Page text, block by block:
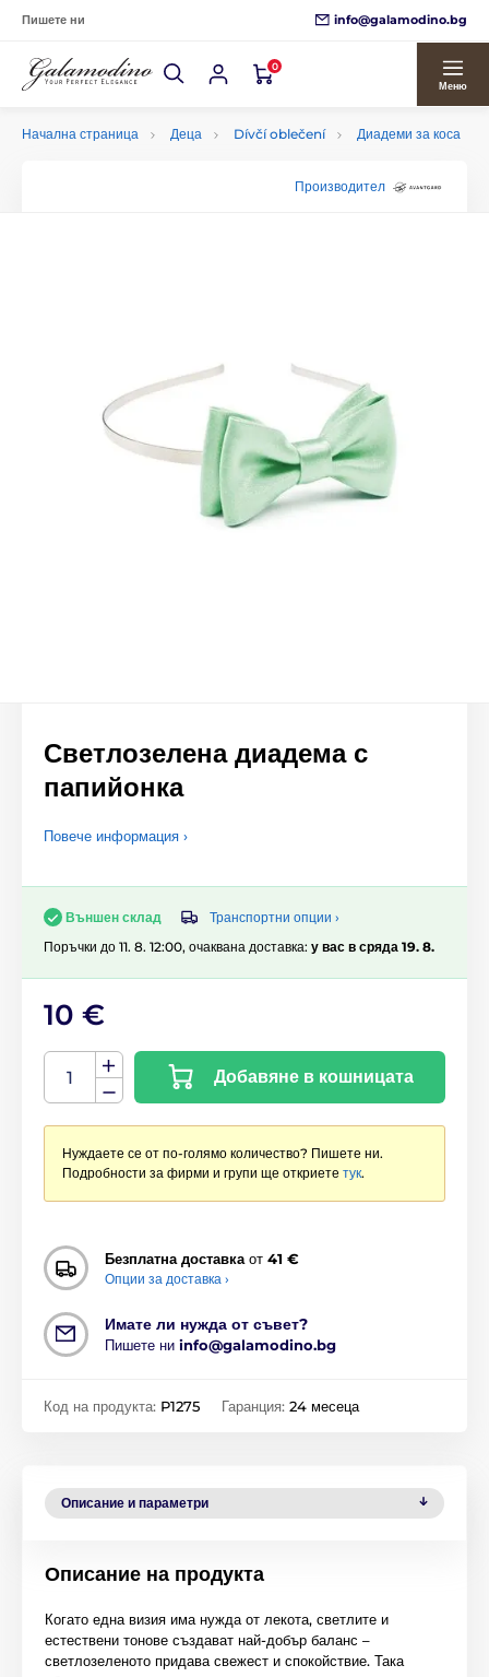
Пишете ни info@galamodino.bg
0
Меню
Начална страница Деца Dívčí oblečení Диадеми за коса
Производител
Светлозелена диадема с
папийонка
Повече информация ›
Външен склад
Транспортни опции ›
Поръчки до 11. 8. 12:00, очаквана доставка: у вас в сряда 19. 8.
10 €
Добавяне в кошницата
Нуждаете се от по-голямо количество? Пишете ни.
Подробности за фирми и групи ще откриете тук.
Безплатна доставка от 41 €
Опции за доставка ›
Имате ли нужда от съвет?
Пишете ни info@galamodino.bg
Код на продукта: P1275 Гаранция: 24 месеца
Описание и параметри
Описание на продукта
Когато една визия има нужда от лекота, светлите и
естествени тонове създават най-добър баланс –
светлозеленото придава свежест и спокойствие. Така